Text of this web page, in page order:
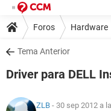
Foros Hardware
Tema Anterior
Driver para DELL
ZLB - 30 sep 2012 a